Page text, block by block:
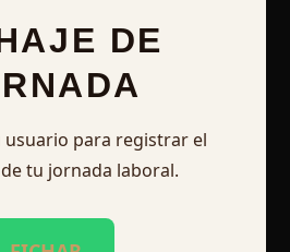
DE
usuario para registrar el
tu jornada laboral.